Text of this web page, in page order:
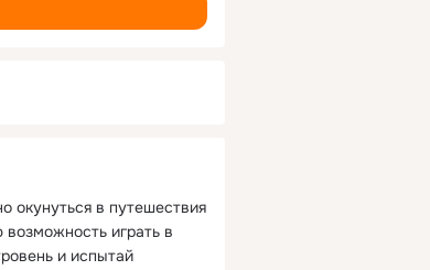
окунуться в путешествия
играть в
и испытай